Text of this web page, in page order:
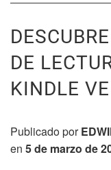
DE
KINDLE
Publicado por
en 5 de marzo de